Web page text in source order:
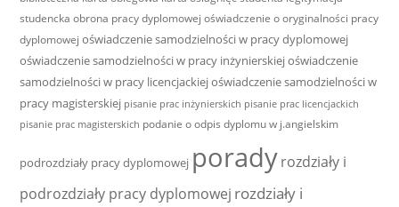
studencka obrona pracy dyplomowej oświadczenie o oryginalności pracy
dyplomowej oświadczenie samodzielności w pracy dyplomowej
oświadczenie samodzielności w pracy inżynierskiejoświadczenie
samodzielności w pracy licencjackiejoświadczenie samodzielności w
pracy magisterskiej pisanie prac inżynierskich pisanie prac licencjackich
pisanie prac magisterskich podanie o odpis dyplomu w j.angielskim
podrozdziały pracy dyplomowej poradyrozdziały i
podrozdziały pracy dyplomowej rozdziały i